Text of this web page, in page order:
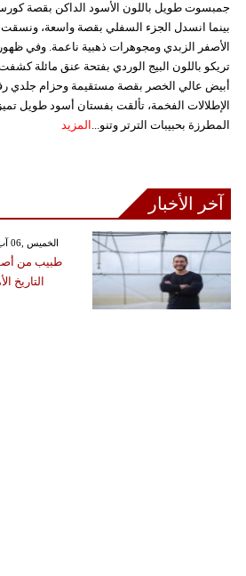
جمبسوت طويل باللون الأسود الداكن بقصة
بينما انسدل الجزء السفلي بقصة واسعة، ونسقت
الأصفر الزبدي ومجوهرات ذهبية ناعمة. وفي
تريكو باللون البيج الوردي بفتحة عنق مائلة
أبيض عالي الخصر بقصة مستقيمة وحزام جلدي
الإطلالات الفخمة، تألقت بفستان أسود طويل
المطرزة بحبيبات الترتر وتنو... المزيد
آخر الأخبار
GMT 02:01 2026 الخميس ,06 آب / أغسطس
طبيب من
التاريخ